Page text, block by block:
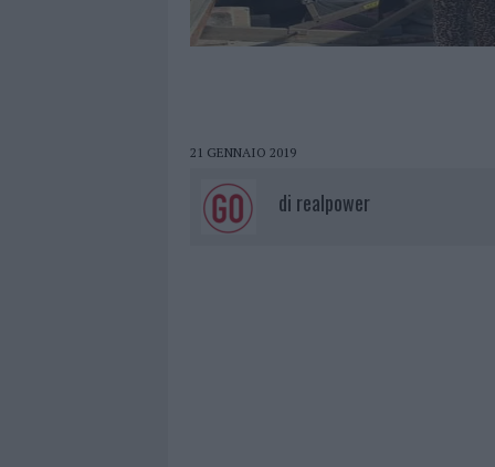
21 GENNAIO 2019
di realpower